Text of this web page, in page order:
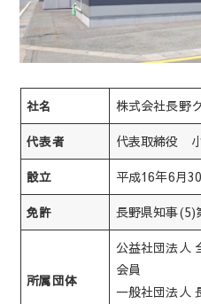
社名 株式会社長野
代表者 代表取締役
設立 平成16年6月
免許 長野県知事(5)
所属団体
公益社団法人
会員
一般社団法人